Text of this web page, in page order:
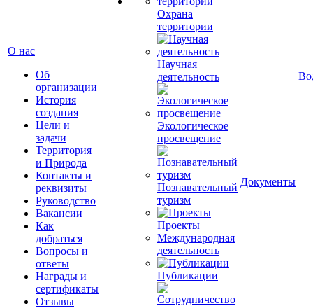
О нас
Об
организации
История
создания
Цели и
задачи
Территория
и Природа
Контакты и
реквизиты
Руководство
Вакансии
Как
добраться
Вопросы и
ответы
Награды и
сертификаты
Отзывы
Охрана
территории
Научная
деятельность
Экологическое
просвещение
Познавательный
туризм
Проекты
Международная
деятельность
Публикации
Документы